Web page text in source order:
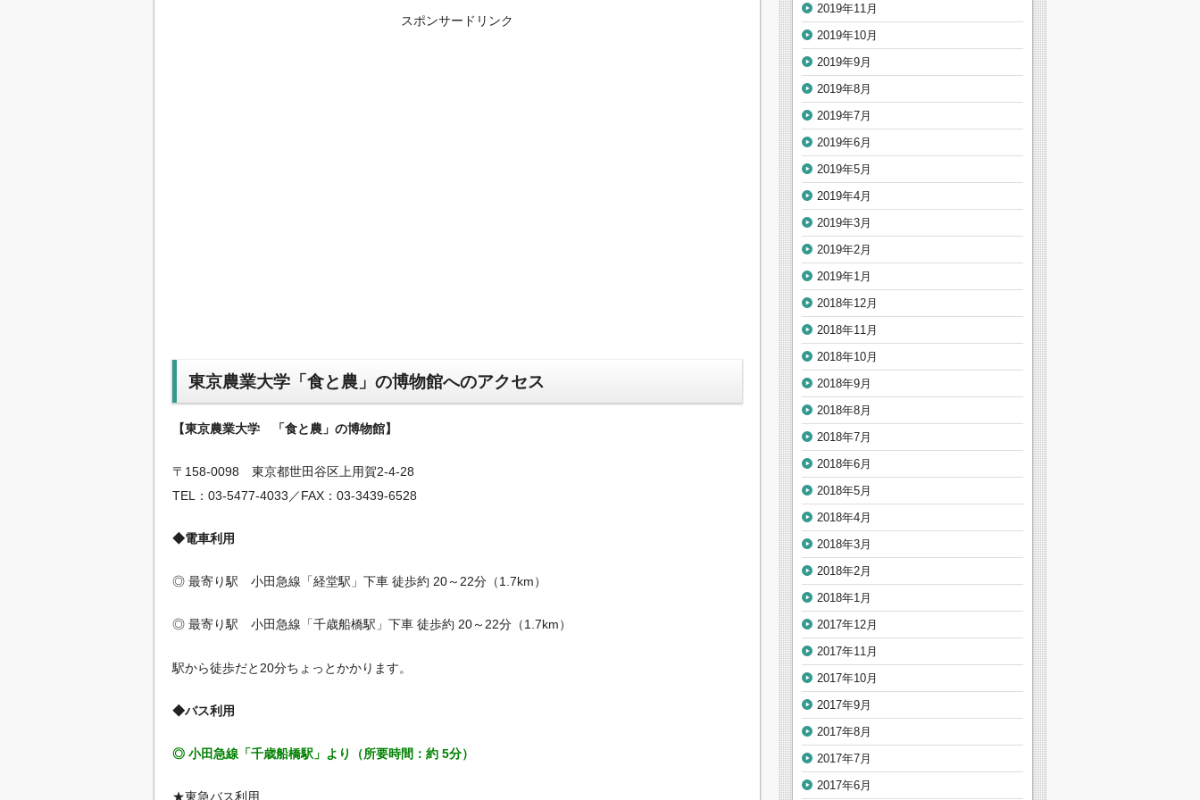
スポンサードリンク
東京農業大学「食と農」の博物館へのアクセス
【東京農業大学 「食と農」の博物館】
〒158-0098 東京都世田谷区上用賀2-4-28
TEL：03-5477-4033／FAX：03-3439-6528
◆電車利用
◎ 最寄り駅 小田急線「経堂駅」下車 徒歩約 20～22分（1.7km）
◎ 最寄り駅 小田急線「千歳船橋駅」下車 徒歩約 20～22分（1.7km）
駅から徒歩だと20分ちょっとかかります。
◆バス利用
◎ 小田急線「千歳船橋駅」より（所要時間：約 5分）
★東急バス利用
2019年11月
2019年10月
2019年9月
2019年8月
2019年7月
2019年6月
2019年5月
2019年4月
2019年3月
2019年2月
2019年1月
2018年12月
2018年11月
2018年10月
2018年9月
2018年8月
2018年7月
2018年6月
2018年5月
2018年4月
2018年3月
2018年2月
2018年1月
2017年12月
2017年11月
2017年10月
2017年9月
2017年8月
2017年7月
2017年6月